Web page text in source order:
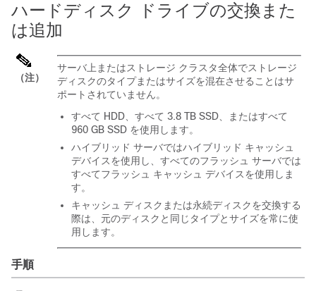
ハードディスク ドライブの交換また
は追加
（注）
サーバ上またはストレージ クラスタ全体でストレージ
ディスクのタイプまたはサイズを混在させることはサ
ポートされていません。
すべて HDD、すべて 3.8 TB SSD、またはすべて
960 GB SSD を使用します。
ハイブリッド サーバではハイブリッド キャッシュ
デバイスを使用し、すべてのフラッシュ サーバでは
すべてフラッシュ キャッシュ デバイスを使用しま
す。
キャッシュ ディスクまたは永続ディスクを交換する
際は、元のディスクと同じタイプとサイズを常に使
用します。
手順